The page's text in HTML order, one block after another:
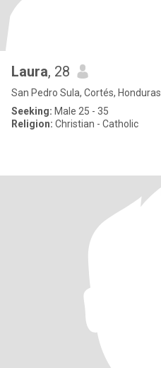
Laura, 28
San Pedro Sula, Cortés, Honduras
Seeking: Male 25 - 35
Religion: Christian - Catholic